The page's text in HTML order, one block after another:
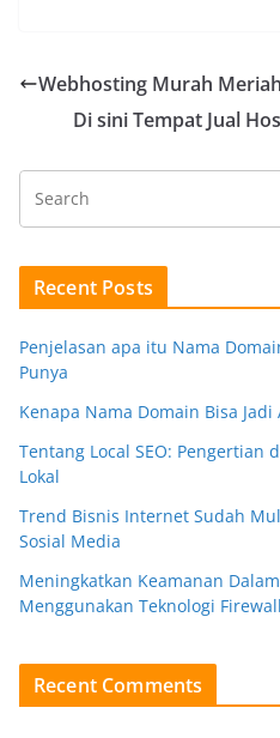
Webhosting Murah
Di sini Tempat Jual
Recent Posts
Penjelasan apa itu Nama
Punya
Kenapa Nama Domain Bisa
Tentang Local SEO: Pengertian
Lokal
Trend Bisnis Internet Sudah
Sosial Media
Meningkatkan Keamanan
Menggunakan Teknologi Firewall
Recent Comments